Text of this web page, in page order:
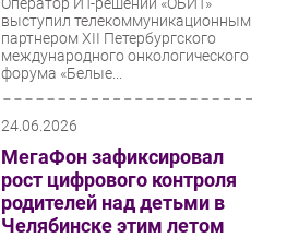
выступил телекоммуникационным
партнером XII Петербургского
международного онкологического
форума «Белые...
24.06.2026
МегаФон зафиксировал
рост цифрового контроля
родителей над детьми в
Челябинске этим летом